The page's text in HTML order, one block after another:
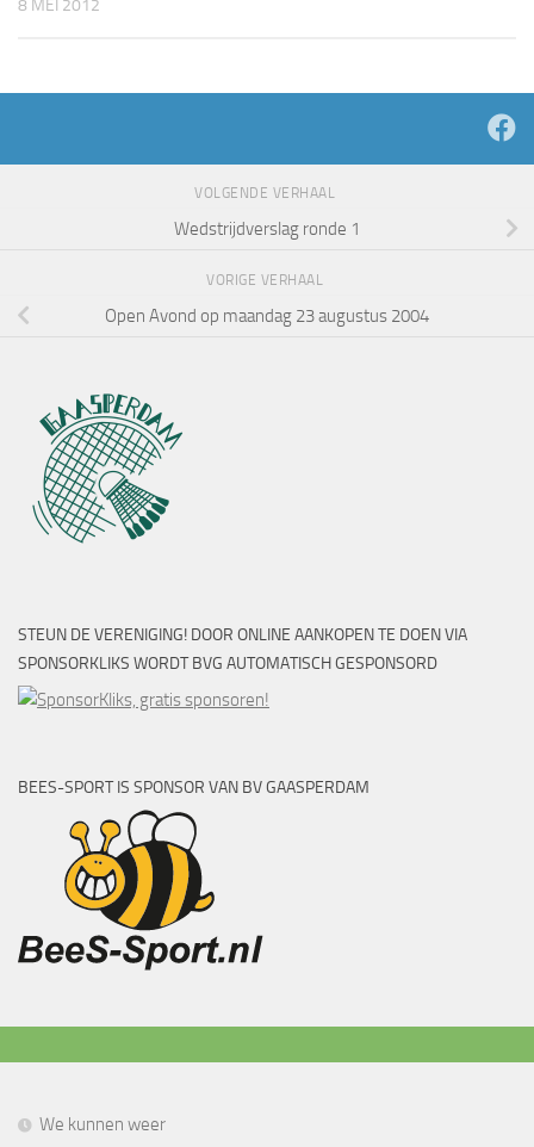
8 MEI 2012
VOLGENDE VERHAAL
Wedstrijdverslag ronde 1
VORIGE VERHAAL
Open Avond op maandag 23 augustus 2004
STEUN DE VERENIGING! DOOR ONLINE AANKOPEN TE DOEN VIA
SPONSORKLIKS WORDT BVG AUTOMATISCH GESPONSORD
BEES-SPORT IS SPONSOR VAN BV GAASPERDAM
We kunnen weer